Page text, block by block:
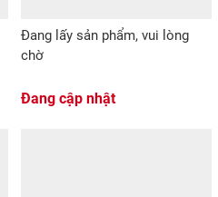
Đang lấy sản phẩm, vui lòng
chờ
Đang cập nhật